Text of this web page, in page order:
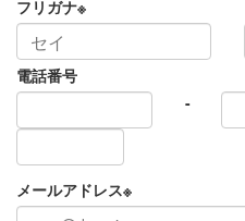
フリガナ※
電話番号
-
メールアドレス※